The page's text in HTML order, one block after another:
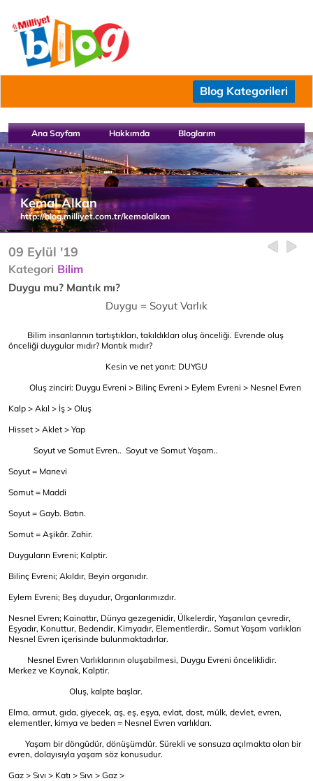
Blog Kategorileri
Ana Sayfam Hakkımda Bloglarım
Kemal Alkan
http://blog.milliyet.com.tr/kemalalkan
09 Eylül '19
Kategori Bilim
Duygu mu? Mantık mı?
Duygu = Soyut Varlık
Bilim insanlarının tartıştıkları, takıldıkları oluş önceliği. Evrende oluş
önceliği duygular mıdır? Mantık mıdır?
Kesin ve net yanıt: DUYGU
Oluş zinciri: Duygu Evreni > Bilinç Evreni > Eylem Evreni > Nesnel Evren
Kalp > Akıl > İş > Oluş
Hisset > Aklet > Yap
Soyut ve Somut Evren.. Soyut ve Somut Yaşam..
Soyut = Manevi
Somut = Maddi
Soyut = Gayb. Batın.
Somut = Aşikâr. Zahir.
Duyguların Evreni; Kalptir.
Bilinç Evreni; Akıldır, Beyin organıdır.
Eylem Evreni; Beş duyudur, Organlarımızdır.
Nesnel Evren; Kainattır, Dünya gezegenidir, Ülkelerdir, Yaşanılan çevredir,
Eşyadır, Konuttur, Bedendir, Kimyadır, Elementlerdir.. Somut Yaşam varlıkları
Nesnel Evren içerisinde bulunmaktadırlar.
Nesnel Evren Varlıklarının oluşabilmesi, Duygu Evreni önceliklidir.
Merkez ve Kaynak, Kalptir.
Oluş, kalpte başlar.
Elma, armut, gıda, giyecek, aş, eş, eşya, evlat, dost, mülk, devlet, evren,
elementler, kimya ve beden = Nesnel Evren varlıkları.
Yaşam bir döngüdür, dönüşümdür. Sürekli ve sonsuza açılmakta olan bir
evren, dolayısıyla yaşam söz konusudur.
Gaz > Sıvı > Katı > Sıvı > Gaz >